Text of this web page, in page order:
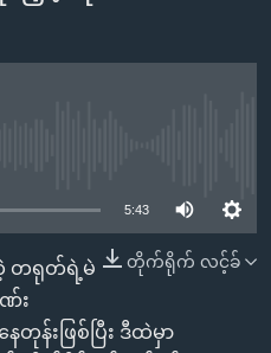
5:43
တိုက်ရိုက် လင့်ခ်
တရုတ်ရဲ့မဲ
း
တုန်းဖြစ်ပြီး ဒီထဲမှာ